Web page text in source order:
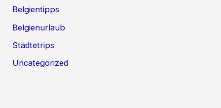
Belgientipps
Belgienurlaub
Städtetrips
Uncategorized